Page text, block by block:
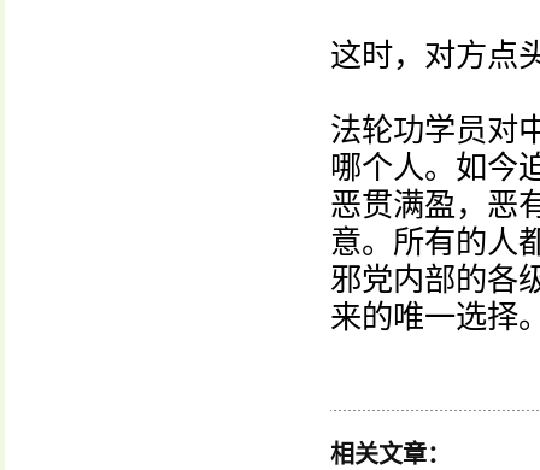
这时，对方点
法轮功学员对
哪个人。如今
恶贯满盈，恶
意。所有的人
邪党内部的各
来的唯一选择
相关文章：